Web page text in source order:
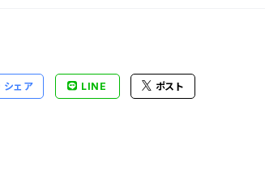
シェア LINE ポスト